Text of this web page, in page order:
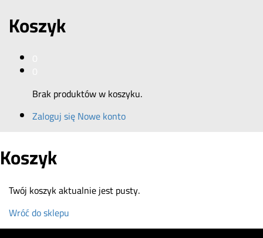
Koszyk
Brak produktów w koszyku.
Zaloguj sięNowe konto
Koszyk
Twój koszyk aktualnie jest pusty.
Wróć do sklepu